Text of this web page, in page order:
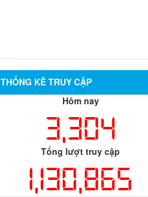
THỐNG KÊ TRUY CẬP
Hôm nay
3,304
Tổng lượt truy cập
1,130,865